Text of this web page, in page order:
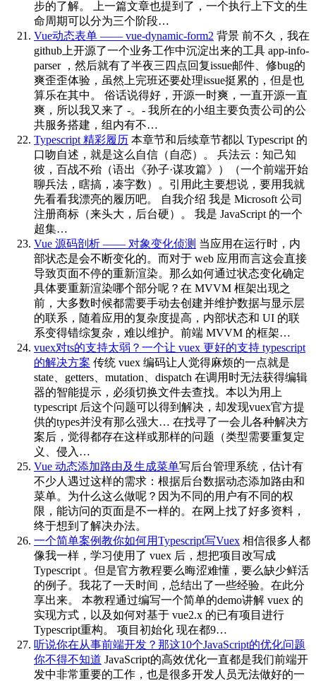
步的了解。 上一篇文章也提到了，一个执行上下文的生
命周期可以分为三个阶段…
Vue动态表单 —— vue-dynamic-form2 背景 前不久，我在
github上开源了一个业务工作中沉淀出来的工具 app-info-
parser ，然后就有了半夜三四点回复issue邮件、修bug的
爽歪歪体验，虽然上完班还要处理issue挺累的，但是也
算乐在其中。 俗话说得好，开源一时爽，一直开源一直
爽，所以我又来了 -。- 我所在的小组主要负责公司的公
共服务搭建，组内有不…
Typescript 精彩履历 本章节和后续章节都以 Typescript 的
口吻自述，就是这么自信（自恋）。 兵法云：知己知
彼，百战不殆（语出《孙子·谋攻篇》）（一个前端开始
聊兵法，瞎搞，凑字数）。引用此主要想说，要用我就
先看看我漂亮的履历吧。 自我介绍 我是 Microsoft 公司
注册商标（来头大，后台硬）。 我是 JavaScript 的一个
超集…
Vue 源码剖析 —— 对象变化侦测 当应用在运行时，内
部状态是会不断变化的。而对于 web 应用而言这会直接
导致页面不停的重新渲染。那么如何通过状态变化确定
具体要重新渲染哪个部分呢？在 MVVM 框架出现之
前，大多数时候都需要手动去创建并维护数据与显示层
的联系，随着应用的复杂度提高，内部状态和 UI 的联
系变得错综复杂，难以维护。前端 MVVM 的框架…
vuex对ts的支持太弱？一个让 vuex 更好的支持 typescript
的解决方案 传统 vuex 编码让人觉得麻烦的一点就是
state、getters、mutation、dispatch 在调用时无法获得编辑
器的智能提示，必须切换文件去查找。本以为用上
typescript 后这个问题可以得到解决，却发现vuex官方提
供的types并没有那么强大… 在找寻了一会儿各种解决方
案后，觉得都存在这样或那样的问题（类型需要重复定
义、侵入…
Vue 动态添加路由及生成菜单写后台管理系统，估计有
不少人遇过这样的需求：根据后台数据动态添加路由和
菜单。为什么这么做呢？因为不同的用户有不同的权
限，能访问的页面是不一样的。在网上找了好多资料，
终于想到了解决办法。
一个简单案例教你如何用Typescript写Vuex 相信很多人都
像我一样，学习使用了 vuex 后，想把项目改写成
Typescript 。但是官方教程要么晦涩难懂，要么缺少鲜活
的例子。我花了一天时间，总结出了一些经验。在此分
享出来。 本教程通过编写一个简单的demo讲解 vuex 的
实现方式，以及如何对基于 vue2.x 的已有项目进行
Typescript重构。 项目初始化 现在都9…
听说你在从事前端开发？那这10个JavaScript的优化问题
你不得不知道 JavaScript的高效优化一直都是我们前端开
发中非常重要的工作，也是很多开发人员无法做好的一